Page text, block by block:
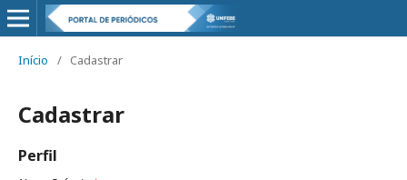
Início / Cadastrar
Cadastrar
Perfil